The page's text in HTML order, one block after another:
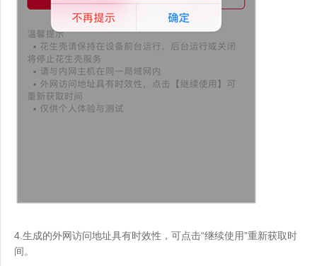
4.生成的外网访问地址具有时效性，可点击“继续使用”重新获取时
间。